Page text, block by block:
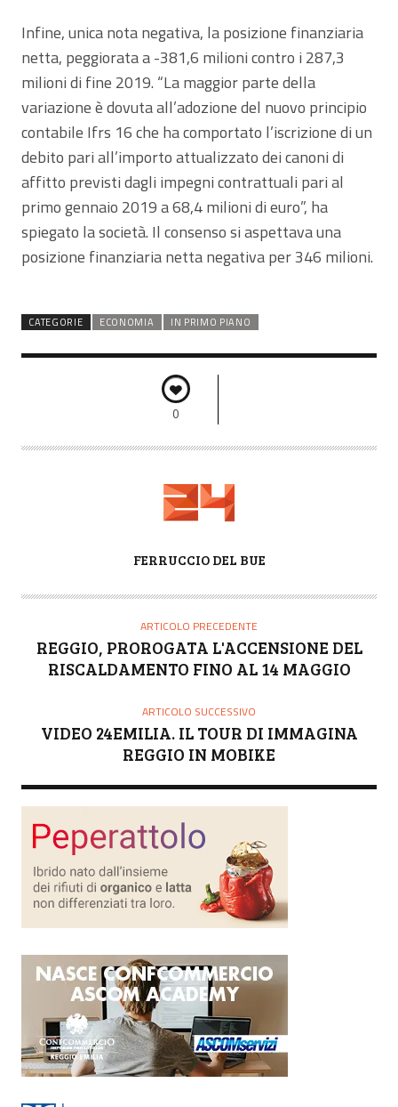
Infine, unica nota negativa, la posizione finanziaria
netta, peggiorata a -381,6 milioni contro i 287,3
milioni di fine 2019. “La maggior parte della
variazione è dovuta all’adozione del nuovo principio
contabile Ifrs 16 che ha comportato l’iscrizione di un
debito pari all’importo attualizzato dei canoni di
affitto previsti dagli impegni contrattuali pari al
primo gennaio 2019 a 68,4 milioni di euro”, ha
spiegato la società. Il consenso si aspettava una
posizione finanziaria netta negativa per 346 milioni.
CATEGORIE ECONOMIA IN PRIMO PIANO
0
T
FERRUCCIO DEL BUE
ARTICOLO PRECEDENTE
REGGIO, PROROGATA L'ACCENSIONE DEL
RISCALDAMENTO FINO AL 14 MAGGIO
ARTICOLO SUCCESSIVO
VIDEO 24EMILIA. IL TOUR DI IMMAGINA
REGGIO IN MOBIKE